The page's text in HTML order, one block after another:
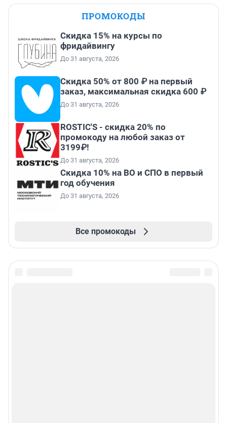
ПРОМОКОДЫ
Скидка 15% на курсы по
фридайвингу
До 31 августа, 2026
Скидка 50% от 800 ₽ на первый
заказ, максимальная скидка 600 ₽
До 31 августа, 2026
ROSTIC'S - скидка 20% по
промокоду на любой заказ от
3199₽!
До 31 августа, 2026
Скидка 10% на ВО и СПО в первый
год обучения
До 31 августа, 2026
Все промокоды